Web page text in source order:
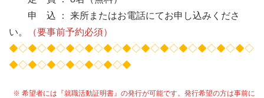
申 込 ： 来所またはお電話にてお申し込みくださ
い。
（要事前予約必須）
◆◇◆◇◆◇◆◇◆◇◆◇◆◇◆◇◆◇◆◇◆◇◆◇◆◇
◆◇◆◇◆◇◆◇◆◇◆◇◆
※ 希望者には『就職活動証明書』の発行が可能です。発行希望の方は事前に